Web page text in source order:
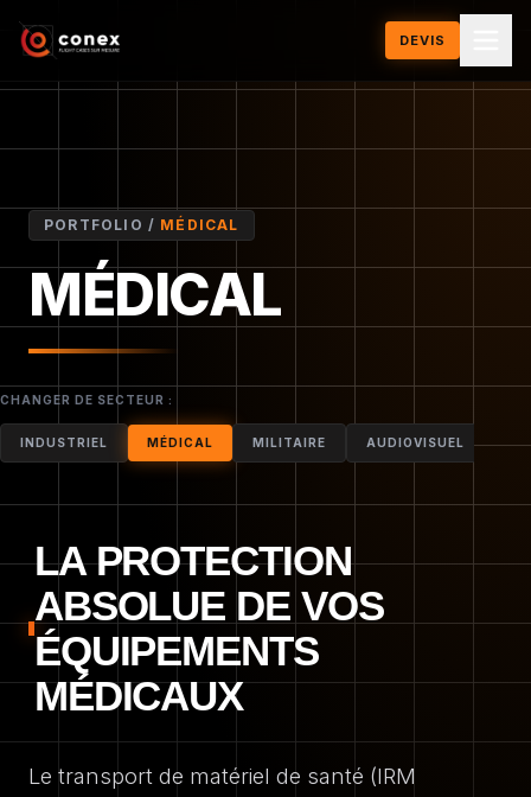
DEVIS
PORTFOLIO / MÉDICAL
MÉDICAL
CHANGER DE SECTEUR :
INDUSTRIEL MÉDICAL MILITAIRE AUDIOVISUEL
LA PROTECTION
ABSOLUE DE VOS
ÉQUIPEMENTS
MÉDICAUX
Le transport de matériel de santé (IRM
DEVIS POUR CE MODÈLE